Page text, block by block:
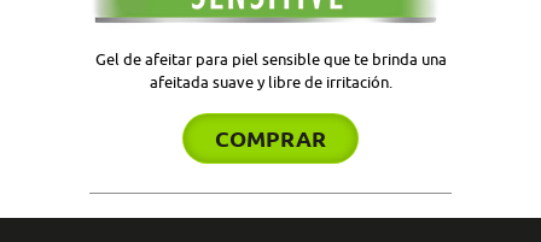
Gel de afeitar para piel sensible que te brinda una
afeitada suave y libre de irritación.
COMPRAR